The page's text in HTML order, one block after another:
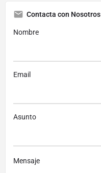
Contacta con Nosotros
Nombre
Email
Asunto
Mensaje